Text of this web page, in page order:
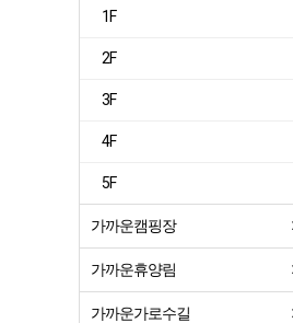
1F
2F
3F
4F
5F
가까운캠핑장
가까운휴양림
가까운가로수길